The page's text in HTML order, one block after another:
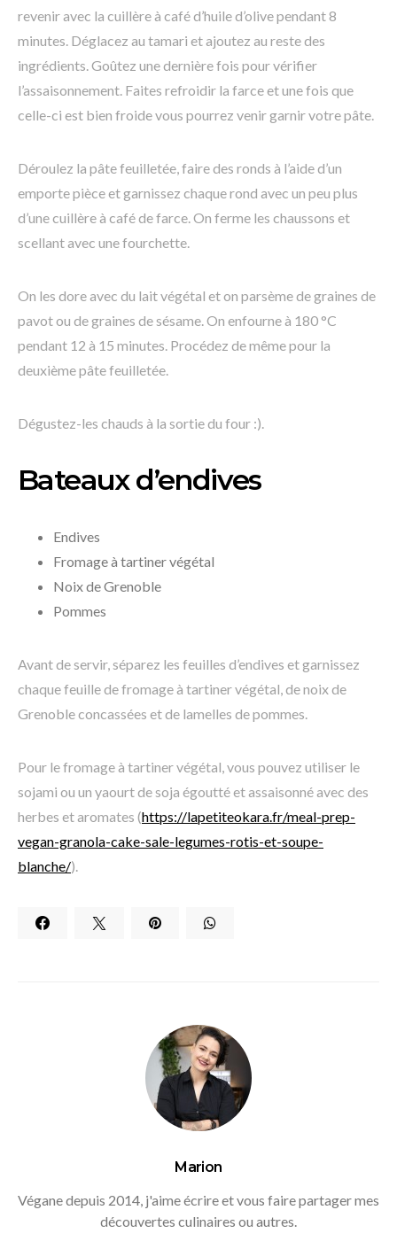
revenir avec la cuillère à café d’huile d’olive pendant 8
minutes. Déglacez au tamari et ajoutez au reste des
ingrédients. Goûtez une dernière fois pour vérifier
l’assaisonnement. Faites refroidir la farce et une fois que
celle-ci est bien froide vous pourrez venir garnir votre pâte.
Déroulez la pâte feuilletée, faire des ronds à l’aide d’un
emporte pièce et garnissez chaque rond avec un peu plus
d’une cuillère à café de farce. On ferme les chaussons et
scellant avec une fourchette.
On les dore avec du lait végétal et on parsème de graines de
pavot ou de graines de sésame. On enfourne à 180 °C
pendant 12 à 15 minutes. Procédez de même pour la
deuxième pâte feuilletée.
Dégustez-les chauds à la sortie du four :).
Bateaux d’endives
Endives
Fromage à tartiner végétal
Noix de Grenoble
Pommes
Avant de servir, séparez les feuilles d’endives et garnissez
chaque feuille de fromage à tartiner végétal, de noix de
Grenoble concassées et de lamelles de pommes.
Pour le fromage à tartiner végétal, vous pouvez utiliser le
sojami ou un yaourt de soja égoutté et assaisonné avec des
herbes et aromates (https://lapetiteokara.fr/meal-prep-
vegan-granola-cake-sale-legumes-rotis-et-soupe-
blanche/).
Marion
Végane depuis 2014, j'aime écrire et vous faire partager mes
découvertes culinaires ou autres.